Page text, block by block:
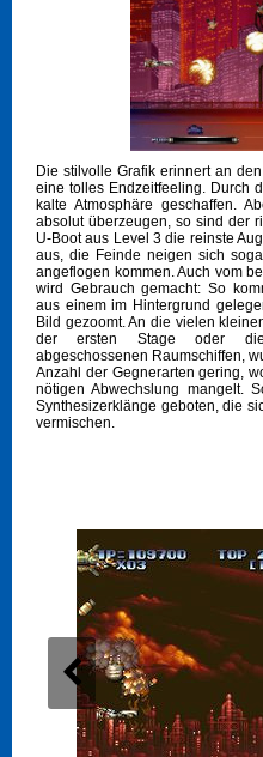
Die stilvolle Grafik erinnert an
eine tolles Endzeitfeeling. Durch
kalte Atmosphäre geschaffen.
absolut überzeugen, so sind der
U-Boot aus Level 3 die reinste
aus, die Feinde neigen sich
angeflogen kommen. Auch vom
wird Gebrauch gemacht: So
aus einem im Hintergrund
Bild gezoomt. An die vielen
der ersten Stage oder die
abgeschossenen Raumschiffen,
Anzahl der Gegnerarten gering,
nötigen Abwechslung mangelt.
Synthesizerklänge geboten, die
vermischen.